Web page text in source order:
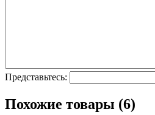
Представьтесь:
Похожие товары (6)